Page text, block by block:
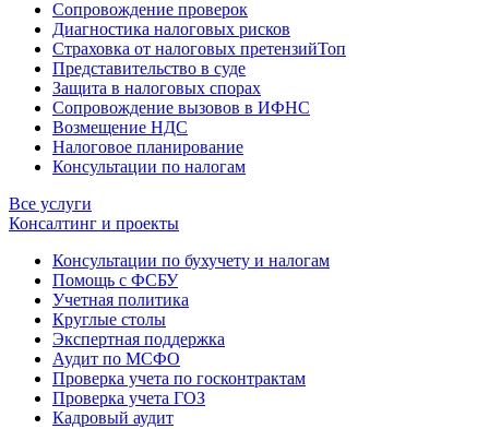
Сопровождение проверок
Диагностика налоговых рисков
Страховка от налоговых претензийТоп
Представительство в суде
Защита в налоговых спорах
Сопровождение вызовов в ИФНС
Возмещение НДС
Налоговое планирование
Консультации по налогам
Все услуги
Консалтинг и проекты
Консультации по бухучету и налогам
Помощь с ФСБУ
Учетная политика
Круглые столы
Экспертная поддержка
Аудит по МСФО
Проверка учета по госконтрактам
Проверка учета ГОЗ
Кадровый аудит